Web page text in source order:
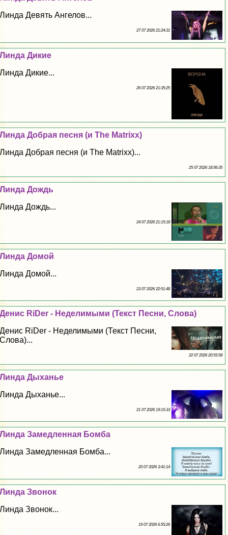
Линда Девять Ангелов...
27 07 2026 21:24:31
Линда Дикие
Линда Дикие...
26 07 2026 21:35:25
Линда Добрая песня (и The Matrixx)
Линда Добрая песня (и The Matrixx)...
25 07 2026 18:56:35
Линда Дождь
Линда Дождь...
24 07 2026 21:15:18
Линда Домой
Линда Домой...
23 07 2026 22:51:48
Денис RiDer - Неделимыми (Текст Песни, Слова)
Денис RiDer - Неделимыми (Текст Песни,
Слова)...
22 07 2026 20:55:58
Линда Дыханье
Линда Дыханье...
21 07 2026 19:15:33
Линда Замедленная Бомба
Линда Замедленная Бомба...
20 07 2026 3:41:14
Линда Звонок
Линда Звонок...
19 07 2026 6:55:26